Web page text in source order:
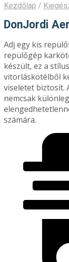
Kezdőlap /
DonJordi
Adj egy kis
repülőgép
készült, ez a
vitorláskötélből
viseletet biztosít.
nemcsak
számára.